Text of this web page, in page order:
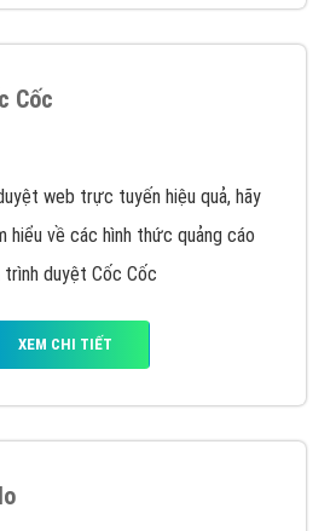
Cốc
web trực tuyến hiệu quả, hãy
hiểu về các hình thức quảng cáo
trình duyệt Cốc Cốc
XEM CHI TIẾT